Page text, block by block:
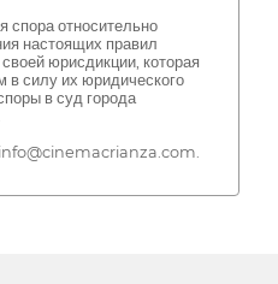
спора относительно
настоящих правил
юрисдикции, которая
в силу их юридического
в суд города
info@cinemacrianza.com.